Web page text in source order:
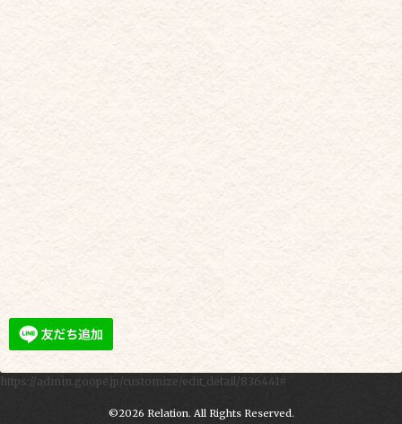
https://admin.goope.jp/customize/edit_detail/836441#
©2026 Relation. All Rights Reserved.